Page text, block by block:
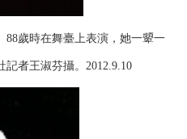
88歲時在舞臺上表演，她一顰一
者王淑芬攝。2012.9.10